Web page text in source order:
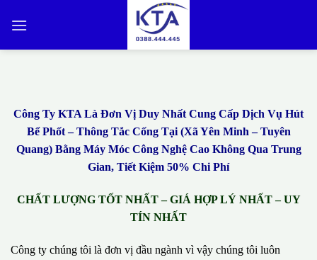
qua
Công Ty KTA Là Đơn Vị Duy Nhất Cung Cấp Dịch Vụ Hút
Bể Phốt – Thông Tắc Cống Tại (Xã Yên Minh – Tuyên
Quang) Bằng Máy Móc Công Nghệ Cao Không Qua Trung
Gian, Tiết Kiệm 50% Chi Phí
CHẤT LƯỢNG TỐT NHẤT – GIÁ HỢP LÝ NHẤT – UY
TÍN NHẤT
Công ty chúng tôi là đơn vị đầu ngành vì vậy chúng tôi luôn